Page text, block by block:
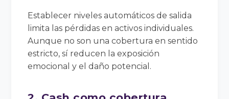
Establecer niveles automáticos de salida
limita las pérdidas en activos individuales.
Aunque no son una cobertura en sentido
estricto, sí reducen la exposición
emocional y el daño potencial.